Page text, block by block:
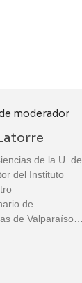
de la U. de
del Instituto
de
de Valparaíso…